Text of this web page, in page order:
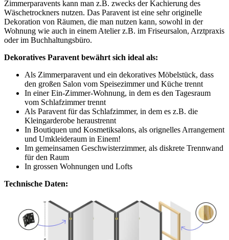
Zimmerparavents kann man z.B. zwecks der Kachierung des
Wäschetrockners nutzen. Das Paravent ist eine sehr originelle
Dekoration von Räumen, die man nutzen kann, sowohl in der
Wohnung wie auch in einem Atelier z.B. im Friseursalon, Arztpraxis
oder im Buchhaltungsbüro.
Dekoratives Paravent bewährt sich ideal als:
Als Zimmerparavent und ein dekoratives Möbelstück, dass
den großen Salon vom Speisezimmer und Küche trennt
In einer Ein-Zimmer-Wohnung, in dem es den Tagesraum
vom Schlafzimmer trennt
Als Paravent für das Schlafzimmer, in dem es z.B. die
Kleingarderobe heraustrennt
In Boutiquen und Kosmetiksalons, als orignelles Arrangement
und Umkleideraum in Einem!
Im gemeinsamen Geschwisterzimmer, als diskrete Trennwand
für den Raum
In grossen Wohnungen und Lofts
Technische Daten: